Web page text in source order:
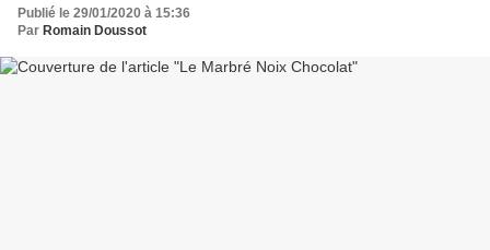
Publié le 29/01/2020 à 15:36
Par Romain Doussot